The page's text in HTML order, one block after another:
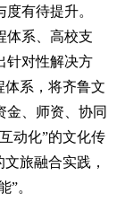
有待提升。
系、高校支
针对性解决方
体系，将齐鲁文
金、师资、协同
动化”的文化传
旅融合实践，
”。